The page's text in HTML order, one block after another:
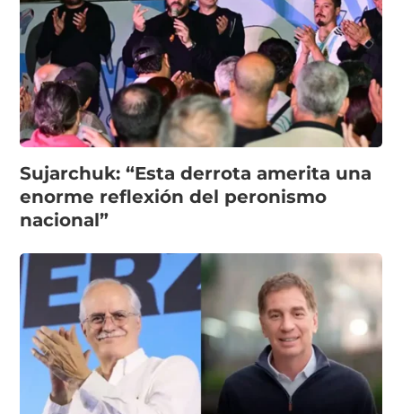
Sujarchuk: “Esta derrota amerita una
enorme reflexión del peronismo
nacional”